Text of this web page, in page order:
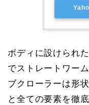
ボディに設けられ
でストレートワー
ブクローラーは形
と全ての要素を徹